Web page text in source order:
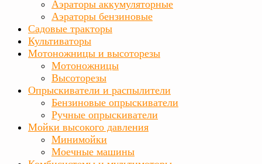
Аэраторы аккумуляторные
Аэраторы бензиновые
Садовые тракторы
Культиваторы
Мотоножницы и высоторезы
Мотоножницы
Высоторезы
Опрыскиватели и распылители
Бензиновые опрыскиватели
Ручные опрыскиватели
Мойки высокого давления
Минимойки
Моечные машины